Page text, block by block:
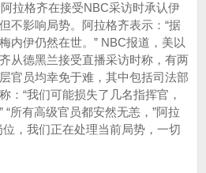
拉格齐在接受NBC采访时承认伊
不影响局势。阿拉格齐表示：“据
内伊仍然在世。” NBC报道，美以
从德黑兰接受直播采访时称，有两
官员均幸免于难，其中包括司法部
：“我们可能损失了几名指挥官，
所有高级官员都安然无恙，”阿拉
，我们正在处理当前局势，一切